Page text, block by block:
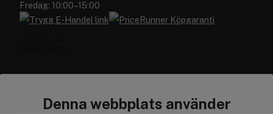
Denna webbplats använder
Fredag: 10:00–15:00